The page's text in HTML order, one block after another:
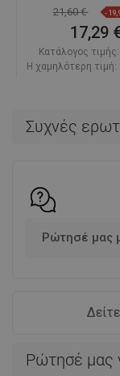
Συχνές
Ρώτησέ μας
Ρώτησέ μας
21,60 € -
17,29
Κατάλογος τιμής:
Η χαμηλότερη τιμή: